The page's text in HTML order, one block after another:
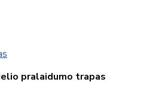
pralaidumo trapas